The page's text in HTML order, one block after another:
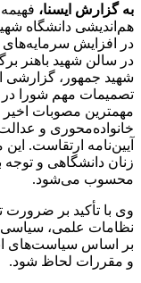
به گزارش ایسنا،
هم‌اندیشی دانشگاه
در افزایش سرمایه‌های
در سالن شهید باهنر
شهید جمهور، گزارشی
تصمیمات مهم شورا در
مهمترین مصوبات
خانواده‌محوری و
آیین‌نامه ارتقاست.
زنان دانشگاهی و
محسوب می‌شود.
وی با تأکید بر ضرورت
نظامات علمی، سیاسی،
بر اساس سیاست‌های
و مقررات لحاظ شود.